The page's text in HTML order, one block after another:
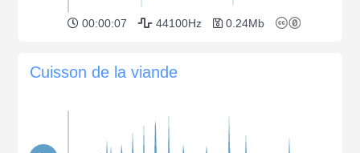
00:00:07 44100Hz 0.24Mb
Cuisson de la viande